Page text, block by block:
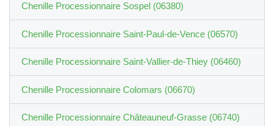
Chenille Processionnaire Sospel (06380)
Chenille Processionnaire Saint-Paul-de-Vence (06570)
Chenille Processionnaire Saint-Vallier-de-Thiey (06460)
Chenille Processionnaire Colomars (06670)
Chenille Processionnaire Châteauneuf-Grasse (06740)